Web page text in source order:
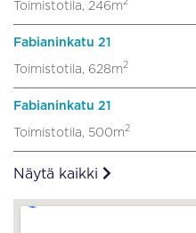
Toimistotila, 246m2
Fabianinkatu 21
Toimistotila, 628m2
Fabianinkatu 21
Toimistotila, 500m2
Näytä kaikki